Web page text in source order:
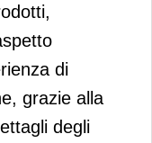
di
grazie alla
degli